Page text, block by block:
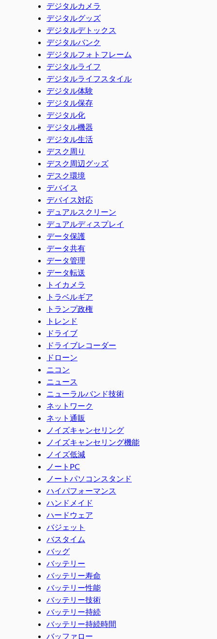
デジタルカメラ
デジタルグッズ
デジタルデトックス
デジタルバンク
デジタルフォトフレーム
デジタルライフ
デジタルライフスタイル
デジタル体験
デジタル保存
デジタル化
デジタル機器
デジタル生活
デスク周り
デスク周辺グッズ
デスク環境
デバイス
デバイス対応
デュアルスクリーン
デュアルディスプレイ
データ保護
データ共有
データ管理
データ転送
トイカメラ
トラベルギア
トランプ政権
トレンド
ドライブ
ドライブレコーダー
ドローン
ニコン
ニュース
ニューラルバンド技術
ネットワーク
ネット通販
ノイズキャンセリング
ノイズキャンセリング機能
ノイズ低減
ノートPC
ノートパソコンスタンド
ハイパフォーマンス
ハンドメイド
ハードウェア
バジェット
バスタイム
バッグ
バッテリー
バッテリー寿命
バッテリー性能
バッテリー技術
バッテリー持続
バッテリー持続時間
バッファロー